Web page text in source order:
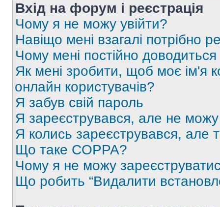
Вхід на форум і реєстрація
Чому я не можу увійти?
Навіщо мені взагалі потрібно
Чому мені постійно
Як мені зробити, щоб моє ім'я
онлайн користувачів?
Я забув свій пароль
Я зареєструвався, але не
Я колись зареєструвався,
Що таке COPPA?
Чому я не можу
Що робить “Видалити